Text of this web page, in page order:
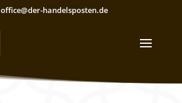
office@der-handelsposten.de